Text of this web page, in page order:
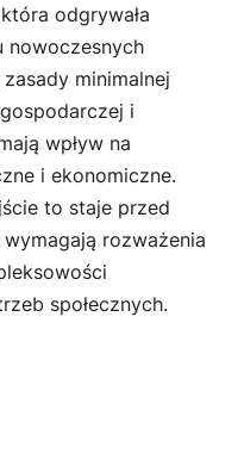
odgrywała
nowoczesnych
minimalnej
i
wpływ na
i ekonomiczne.
to staje przed
rozważenia
społecznych.